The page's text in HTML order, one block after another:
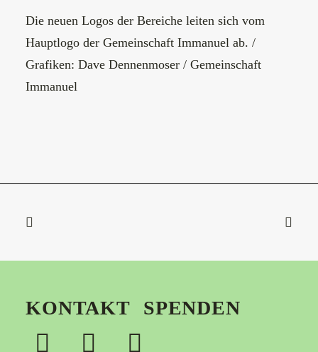
Die neuen Logos der Bereiche leiten sich vom
Hauptlogo der Gemeinschaft Immanuel ab. /
Grafiken: Dave Dennenmoser / Gemeinschaft
Immanuel
KONTAKT SPENDEN